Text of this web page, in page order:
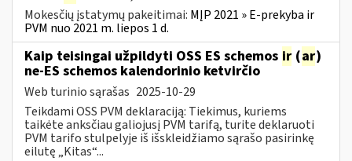
Mokesčių įstatymų pakeitimai: MĮP 2021 » E-prekyba ir
PVM nuo 2021 m. liepos 1 d.
Kaip teisingai užpildyti OSS ES schemos ir (ar)
ne-ES schemos kalendorinio ketvirčio
Web turinio sąrašas 2025-10-29
Teikdami OSS PVM deklaraciją: Tiekimus, kuriems
taikėte anksčiau galiojusį PVM tarifą, turite deklaruoti
PVM tarifo stulpelyje iš išskleidžiamo sąrašo pasirinkę
eilutę „Kitas“...